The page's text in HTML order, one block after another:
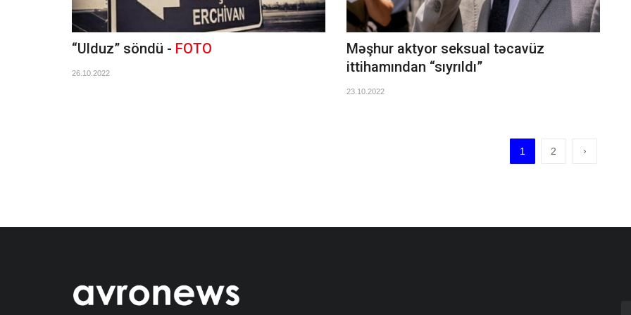
“Ulduz” söndü - FOTO
26.10.2022
Məşhur aktyor seksual təcavüz
ittihamından “sıyrıldı”
23.10.2022
1 2 ›